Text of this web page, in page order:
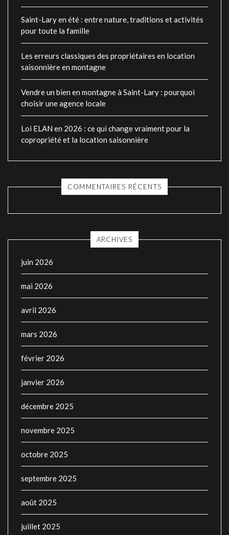
Saint-Lary en été : entre nature, traditions et activités
pour toute la famille
Les erreurs classiques des propriétaires en location
saisonnière en montagne
Vendre un bien en montagne à Saint-Lary : pourquoi
choisir une agence locale
Loi ELAN en 2026 : ce qui change vraiment pour la
copropriété et la location saisonnière
COMMENTAIRES RÉCENTS
ARCHIVES
juin 2026
mai 2026
avril 2026
mars 2026
février 2026
janvier 2026
décembre 2025
novembre 2025
octobre 2025
septembre 2025
août 2025
juillet 2025